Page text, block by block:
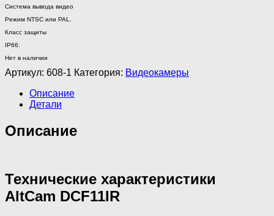
Система вывода видео
Режим NTSC или PAL.
Класс защиты
IP66.
Нет в наличии
Артикул: 608-1 Категория: Видеокамеры
Описание
Детали
Описание
Технические характеристики
AltCam DCF11IR